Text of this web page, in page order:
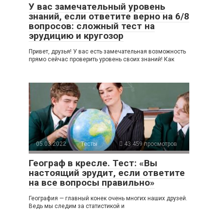
У вас замечательный уровень
знаний, если ответите верно на 6/8
вопросов: сложный тест на
эрудицию и кругозор
Привет, друзья! У вас есть замечательная возможность
прямо сейчас проверить уровень своих знаний! Как
05.03.2022 Тесты 43 459 просмотров
Географ в кресле. Тест: «Вы
настоящий эрудит, если ответите
на все вопросы правильно»
География — главный конек очень многих наших друзей.
Ведь мы следим за статистикой и